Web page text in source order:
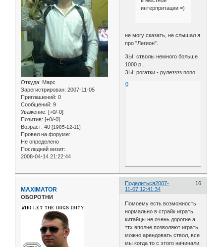
Откуда: Марс
Зарегистрирован: 2007-11-05
Приглашений: 0
Сообщений: 9
Уважение: [+0/-0]
Позитив: [+0/-0]
Возраст: 40 [1985-12-11]
Провел на форуме:
Не определено
Последний визит:
2008-04-14 21:22:44
интерпритации =)
не могу сказать, не слышал я
про "Легион".
ЗЫ: стволы немного больше
1000 р...
ЗЫ: рогатки - рулезззз nono
0
Поделиться 16
2007-
11-07 12:41:34
MAXIMATOR
ОБОРОТНИ
Помоему есть возможность
нормально в страйк играть,
китайцы не очень дорогие а
ттх вполне позволяют играть,
можно арендовать ствол, все
мы когда то с этого начинали,